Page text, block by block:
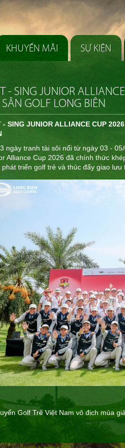
KHUYẾN MÃI SỰ KIỆN
- SING JUNIOR
SÂN GOLF LONG BIÊN
- SING JUNIOR ALLIANCE CUP
ngày tranh tài sôi nổi từ ngày 03 -
Alliance Cup 2026 đã chính thức
triển golf trẻ và thúc đẩy giao
Golf Trẻ Việt Nam vô địch mùa
Sing Junior Alliance Cup 2026 là giải
của Việt Nam và Singapore. Trong
màn tranh tài hấp dẫn theo thể